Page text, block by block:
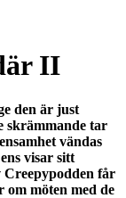
II
den är just
skrämmande tar
vändas
visar sitt
Creepypodden får
om möten med de